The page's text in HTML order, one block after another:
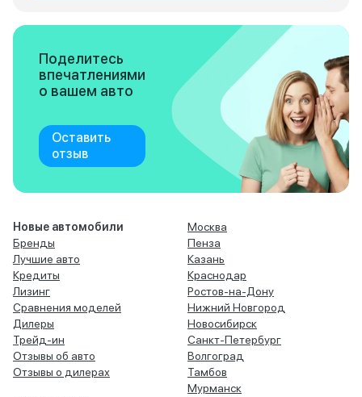
Поделитесь
впечатлениями
о вашем авто
Оставить
отзыв
Новые автомобили
Бренды
Лучшие авто
Кредиты
Лизинг
Сравнения моделей
Дилеры
Трейд-ин
Отзывы об авто
Отзывы о дилерах
Москва
Пенза
Казань
Краснодар
Ростов-на-Дону
Нижний Новгород
Новосибирск
Санкт-Петербург
Волгоград
Тамбов
Мурманск